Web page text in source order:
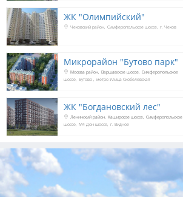
ЖК "Олимпийский"
Чеховский район Симферопольское шоссе г. Чехов
Микрорайон "Бутово парк"
Москва район Варшавское шоссе Симферопольское
шоссе Бутово метро Улица Скобелевская
ЖК "Богдановский лес"
Ленинский район Каширское шоссе Симферопольское
шоссе М4 Дон шоссе г. Видное